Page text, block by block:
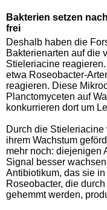
Bakterien setzen
frei
Deshalb haben die
Bakterienarten auf die
Stieleriacine
etwa Roseobacter-
reagieren. Diese
Planctomyceten auf
konkurrieren dort um
Durch die
ihrem Wachstum
mehr noch: diejenigen
Signal besser
Antibiotikum, das sie
Roseobacter, die
gehemmt werden,